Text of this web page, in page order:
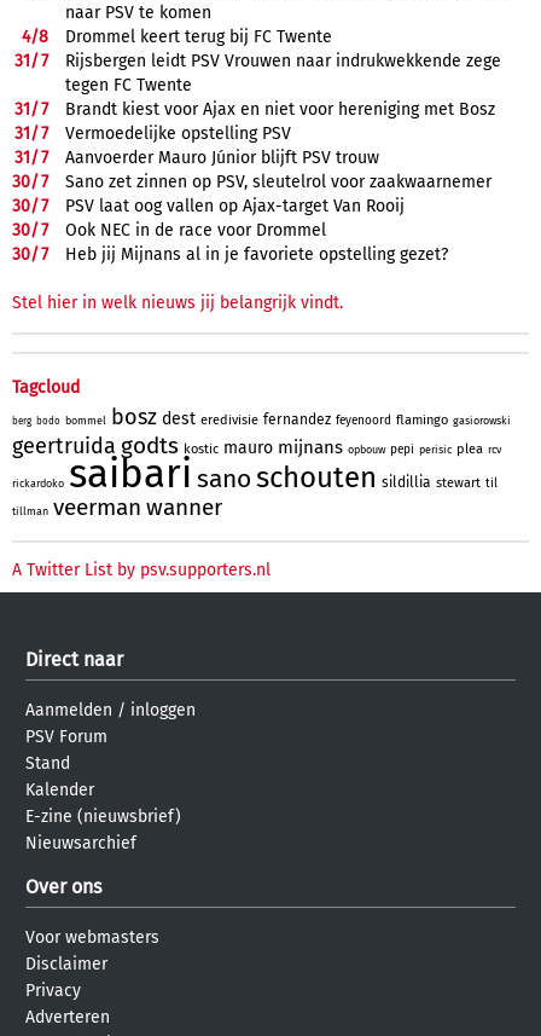
naar PSV te komen
4/8
Drommel keert terug bij FC Twente
31/7
Rijsbergen leidt PSV Vrouwen naar indrukwekkende zege
tegen FC Twente
31/7
Brandt kiest voor Ajax en niet voor hereniging met Bosz
31/7
Vermoedelijke opstelling PSV
31/7
Aanvoerder Mauro Júnior blijft PSV trouw
30/7
Sano zet zinnen op PSV, sleutelrol voor zaakwaarnemer
30/7
PSV laat oog vallen op Ajax-target Van Rooij
30/7
Ook NEC in de race voor Drommel
30/7 Heb jij Mijnans al in je favoriete opstelling gezet?
Stel hier in welk nieuws jij belangrijk vindt.
Tagcloud
berg bodo bommel bosz dest eredivisie fernandez feyenoord flamingo gasiorowski
geertruida godts kostic mauro mijnans opbouw pepi perisic plea rcv
rickardoko saibari sanoschouten sildillia stewart til
tillman veerman wanner
A Twitter List by psv.supporters.nl
Direct naar
Aanmelden / inloggen
PSV Forum
Stand
Kalender
E-zine (nieuwsbrief)
Nieuwsarchief
Over ons
Voor webmasters
Disclaimer
Privacy
Adverteren